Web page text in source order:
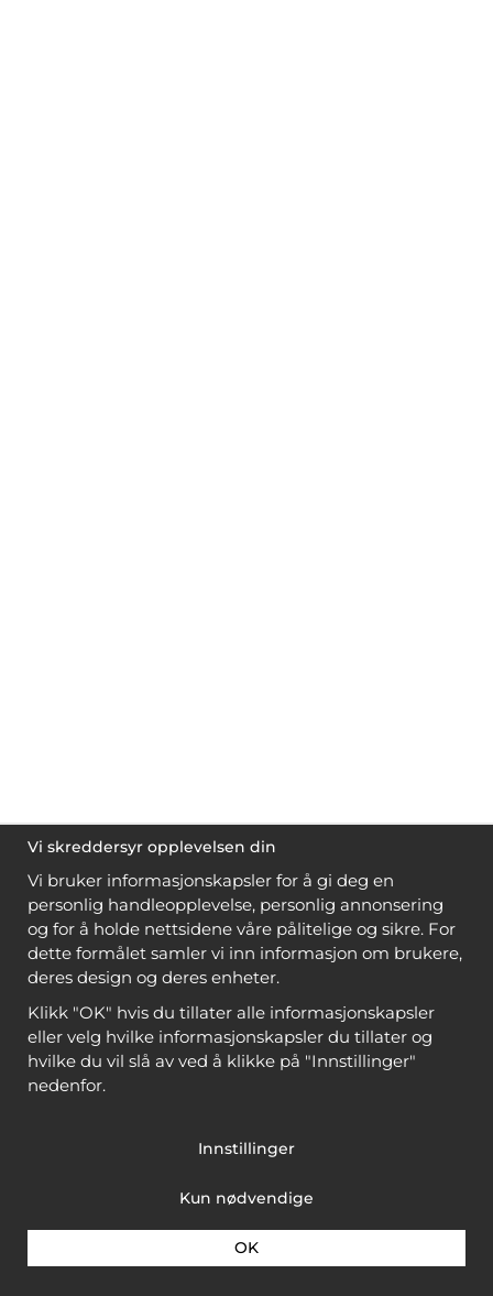
Vi skreddersyr opplevelsen din
Vi bruker informasjonskapsler for å gi deg en
personlig handleopplevelse, personlig annonsering
og for å holde nettsidene våre pålitelige og sikre. For
dette formålet samler vi inn informasjon om brukere,
deres design og deres enheter.
Klikk "OK" hvis du tillater alle informasjonskapsler
eller velg hvilke informasjonskapsler du tillater og
hvilke du vil slå av ved å klikke på "Innstillinger"
nedenfor.
Innstillinger
Kun nødvendige
OK